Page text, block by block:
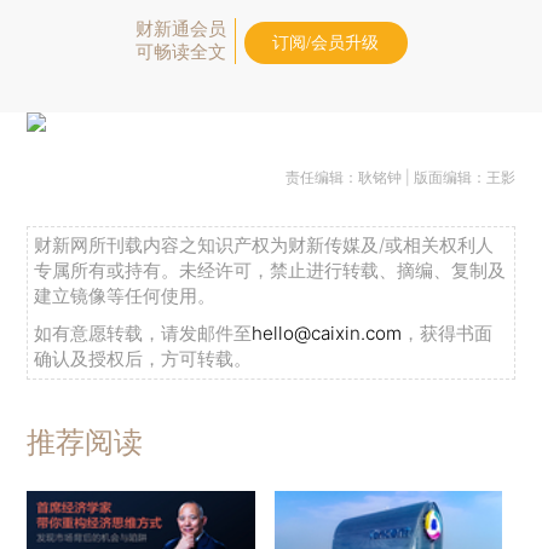
财新通会员
可畅读全文
订阅/会员升级
责任编辑：耿铭钟 | 版面编辑：王影
财新网所刊载内容之知识产权为财新传媒及/或相关权利人
专属所有或持有。未经许可，禁止进行转载、摘编、复制及
建立镜像等任何使用。
如有意愿转载，请发邮件至hello@caixin.com ，获得书面
确认及授权后，方可转载。
推荐阅读